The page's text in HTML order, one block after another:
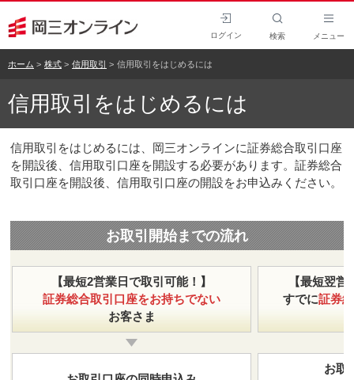
ログイン 検索 メニュー
ホーム 株式 信用取引 信用取引をはじめるには
信用取引をはじめるには
信用取引をはじめるには、岡三オンラインに証券総合取引口座
を開設後、信用取引口座を開設する必要があります。証券総合
取引口座を開設後、信用取引口座の開設をお申込みください。
お取引開始までの流れ
【最短2営業日で取引可能！】
証券総合取引口座をお持ちでない
お客さま
【最短翌
すでに証券
お取